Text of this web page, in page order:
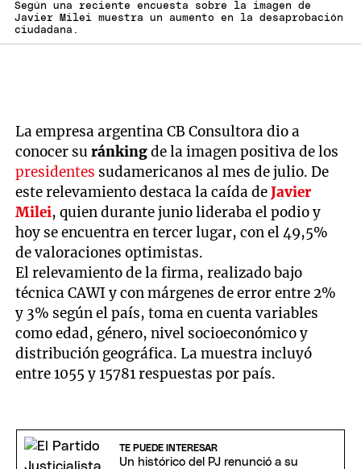
Según una reciente encuesta sobre la imagen de
Javier Milei muestra un aumento en la desaprobación
ciudadana.
La empresa argentina CB Consultora dio a
conocer suránkingde la imagen positiva de los
presidentes sudamericanos al mes de julio. De
este relevamiento destaca la caída deJavier
Milei, quien durante junio lideraba el podio y
hoy se encuentra en tercer lugar, con el 49,5%
de valoraciones optimistas.
El relevamiento de la firma, realizado bajo
técnica CAWI y con márgenes de error entre 2%
y 3% según el país, toma en cuenta variables
como edad, género, nivel socioeconómico y
distribución geográfica. La muestra incluyó
entre 1055 y 15781 respuestas por país.
TE PUEDE INTERESAR
Un histórico del PJ renunció a su